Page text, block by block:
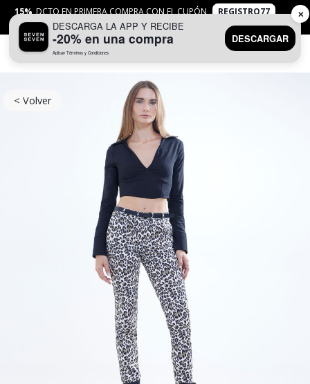
15% DCTO EN PRIMERA COMPRA CON EL CUPÓN
REGISTRO77
APLICANTYC
< Volver
DESCARGA LA APP Y RECIBE
-20% en una compra
Aplican Términos y Condiciones
DESCARGAR
✕